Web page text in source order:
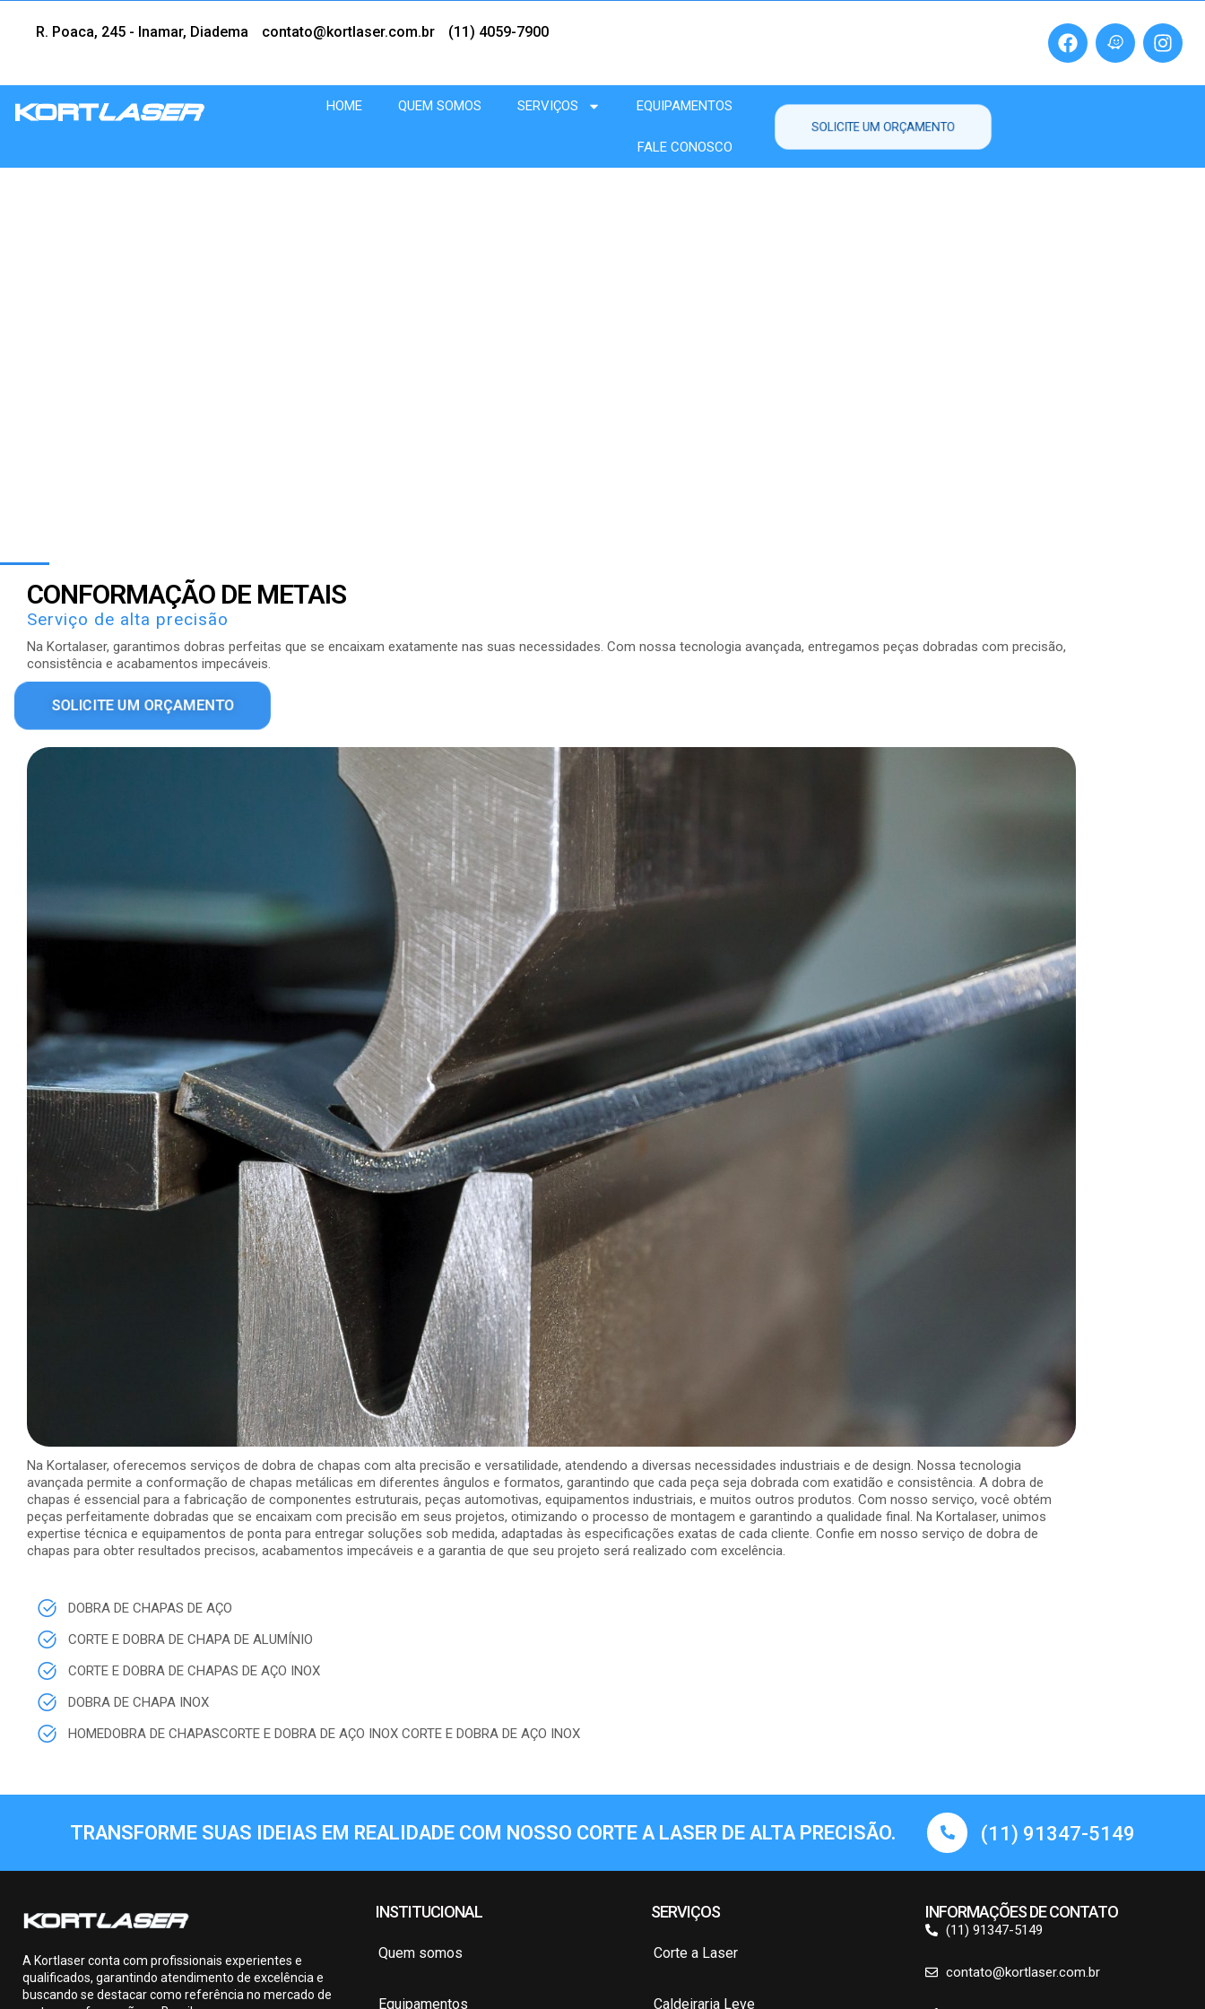
R. Poaca, 245 - Inamar, Diadema contato@kortlaser.com.br (11) 4059-7900
HOME QUEM SOMOS SERVIÇOS EQUIPAMENTOS
FALE CONOSCO
SOLICITE UM ORÇAMENTO
CONFORMAÇÃO DE METAIS
Serviço de alta precisão
Na Kortalaser, garantimos dobras perfeitas que se encaixam exatamente nas suas necessidades. Com nossa tecnologia avançada, entregamos peças dobradas com precisão,
consistência e acabamentos impecáveis.
SOLICITE UM ORÇAMENTO
Na Kortalaser, oferecemos serviços de dobra de chapas com alta precisão e versatilidade, atendendo a diversas necessidades industriais e de design. Nossa tecnologia
avançada permite a conformação de chapas metálicas em diferentes ângulos e formatos, garantindo que cada peça seja dobrada com exatidão e consistência. A dobra de
chapas é essencial para a fabricação de componentes estruturais, peças automotivas, equipamentos industriais, e muitos outros produtos. Com nosso serviço, você obtém
peças perfeitamente dobradas que se encaixam com precisão em seus projetos, otimizando o processo de montagem e garantindo a qualidade final. Na Kortalaser, unimos
expertise técnica e equipamentos de ponta para entregar soluções sob medida, adaptadas às especificações exatas de cada cliente. Confie em nosso serviço de dobra de
chapas para obter resultados precisos, acabamentos impecáveis e a garantia de que seu projeto será realizado com excelência.
DOBRA DE CHAPAS DE AÇO
CORTE E DOBRA DE CHAPA DE ALUMÍNIO
CORTE E DOBRA DE CHAPAS DE AÇO INOX
DOBRA DE CHAPA INOX
HOMEDOBRA DE CHAPASCORTE E DOBRA DE AÇO INOX CORTE E DOBRA DE AÇO INOX
TRANSFORME SUAS IDEIAS EM REALIDADE COM NOSSO CORTE A LASER DE ALTA PRECISÃO. (11) 91347-5149
A Kortlaser conta com profissionais experientes e
qualificados, garantindo atendimento de excelência e
buscando se destacar como referência no mercado de
INSTITUCIONAL
Quem somos
Equipamentos
SERVIÇOS
Corte a Laser
Caldeiraria Leve
INFORMAÇÕES DE CONTATO
(11) 91347-5149
contato@kortlaser.com.br